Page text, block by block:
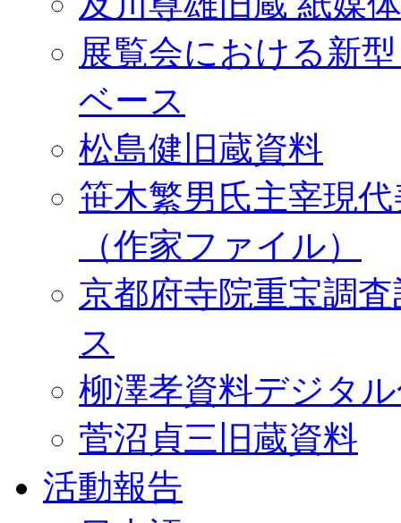
展覧会における新
ベース
松島健旧蔵資料
笹木繁男氏主宰現
（作家ファイル）
京都府寺院重宝調
ス
柳澤孝資料デジタ
菅沼貞三旧蔵資料
活動報告